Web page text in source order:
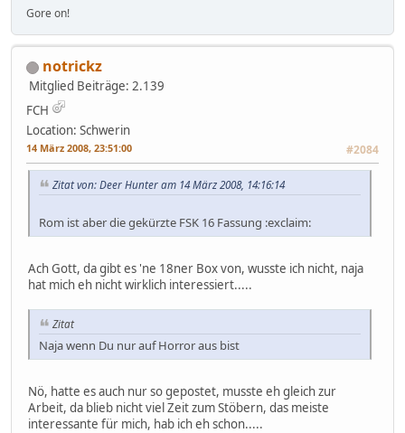
Gore on!
notrickz
Mitglied Beiträge: 2.139
FCH
Location: Schwerin
14 März 2008, 23:51:00 #2084
Zitat von: Deer Hunter am 14 März 2008, 14:16:14
Rom ist aber die gekürzte FSK 16 Fassung :exclaim:
Ach Gott, da gibt es 'ne 18ner Box von, wusste ich nicht, naja
hat mich eh nicht wirklich interessiert.....
Zitat
Naja wenn Du nur auf Horror aus bist
Nö, hatte es auch nur so gepostet, musste eh gleich zur
Arbeit, da blieb nicht viel Zeit zum Stöbern, das meiste
interessante für mich, hab ich eh schon.....